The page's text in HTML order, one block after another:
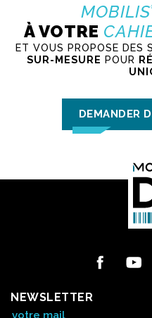
MOBILIS
À VOTRE
ET VOUS PROPOSE DES
SUR-MESURE POUR
DEMANDER
NEWSLETTER
Facebook